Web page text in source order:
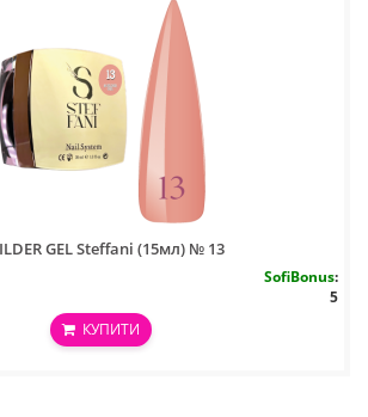
GEL Steffani (15мл) № 13
SofiBonus:
5
КУПИТИ